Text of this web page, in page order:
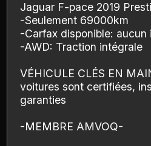
Jaguar F-pace 2019
-Seulement 69000km
-Carfax disponible:
-AWD: Traction intégrale
VÉHICULE CLÉS EN
voitures sont certifiées,
garanties
-MEMBRE AMVOQ-